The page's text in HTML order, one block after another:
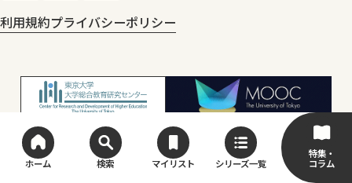
ホーム 検索 マイリスト シリーズ一覧
特集・
コラム
利用規約プライバシーポリシー